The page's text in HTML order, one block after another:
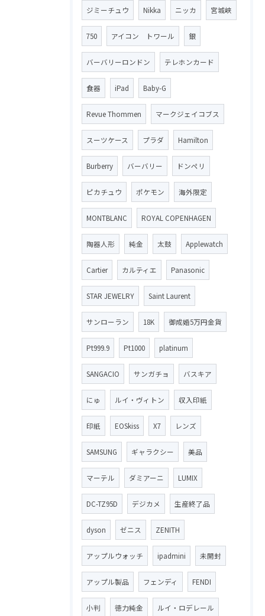
ジミーチュウ Nikka ニッカ 宮城峡
750 アイコン トワール 銀
バーバリーロンドン テレホンカード
食器 iPad Baby-G
Revue Thommen マークジェイコブス
スーツケース プラダ Hamilton
Burberry バーバリー ドンペリ
ピカチュウ ポケモン 海外限定
MONTBLANC ROYAL COPENHAGEN
陶器人形 純金 太鼓 Applewatch
Cartier カルティエ Panasonic
STAR JEWELRY Saint Laurent
サンローラン 18K 御成婚5万円金貨
Pt999.9 Pt1000 platinum
SANGACIO サンガチョ バスキア
にゅ ルイ・ヴィトン 収入印紙
印紙 EOSkiss X7 レンズ
SAMSUNG ギャラクシー 美品
マーテル ダミアーニ LUMIX
DC-TZ95D デジカメ 生産終了品
dyson ゼニス ZENITH
アップルウォッチ ipadmini 未開封
アップル製品 フェンディ FENDI
小判 徳力純金 ルイ・ロデレール